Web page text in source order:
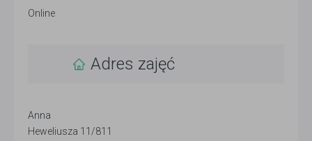
Online
Adres zajęć
Anna
Heweliusza 11/811